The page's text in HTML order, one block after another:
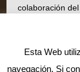
colaboración
Esta Web
navegación. Si